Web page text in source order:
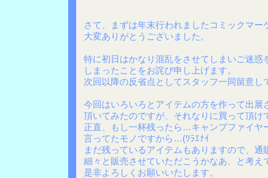
さて、まずは年末行われましたコミックマー
大変ありがとうございました。
特に初日はかなり混乱をさせてしまいご迷惑
しまったことをお詫び申し上げます。
次回以降の反省点としてスタッフ一同留意し
今回はいろいろとアイテムの方を作って出展
頂いてみたのですが、それなりに買って頂け
正直、もし一杯残ったら…キャンプファイヤ
言ってたモノですから…(ﾜﾗｴﾅｲ
まだ残っているアイテムもありますので、通
細々と販売させていただこうかなあ、と考え
是非よろしくお願いいたします。